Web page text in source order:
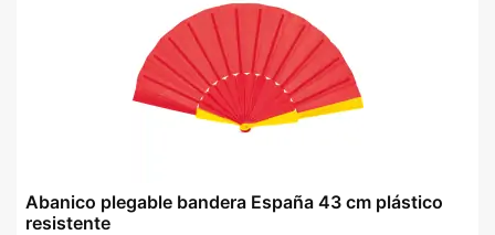
Abanico plegable bandera España 43 cm plástico
resistente